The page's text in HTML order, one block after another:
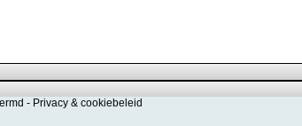
- Privacy & cookiebeleid